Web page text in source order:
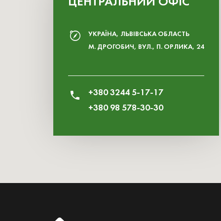
УКРАЇНА, ЛЬВІВСЬКА ОБЛАСТЬ
М. ДРОГОБИЧ, ВУЛ., П. ОРЛИКА, 24
+380 3244 5-17-17
+380 98 578-30-30